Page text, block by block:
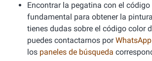
Encontrar la pegatina con el código
fundamental para obtener la
tienes dudas sobre el código color
puedes contactarnos porWhatsApp
los paneles de búsqueda